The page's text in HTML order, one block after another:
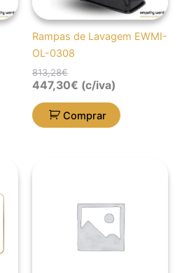
Rampas de Lavagem EWMI-
OL-0308
813,28€
447,30€ (c/iva)
Comprar